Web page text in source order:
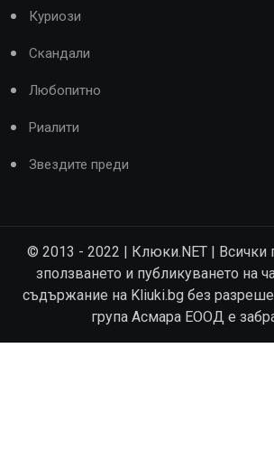
Куриози
Скандали
Любопитно
Риалити
Звездите преди
© 2013 - 2022 | Клюки.NET | Всички
зползването и публикуването на
съдържание на Kliuki.bg без
група Асмара ЕООД е